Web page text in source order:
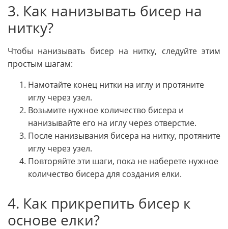
3. Как нанизывать бисер на
нитку?
Чтобы нанизывать бисер на нитку, следуйте этим
простым шагам:
Намотайте конец нитки на иглу и протяните
иглу через узел.
Возьмите нужное количество бисера и
нанизывайте его на иглу через отверстие.
После нанизывания бисера на нитку, протяните
иглу через узел.
Повторяйте эти шаги, пока не наберете нужное
количество бисера для создания елки.
4. Как прикрепить бисер к
основе елки?